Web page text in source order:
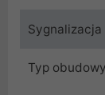
Typ obudowy